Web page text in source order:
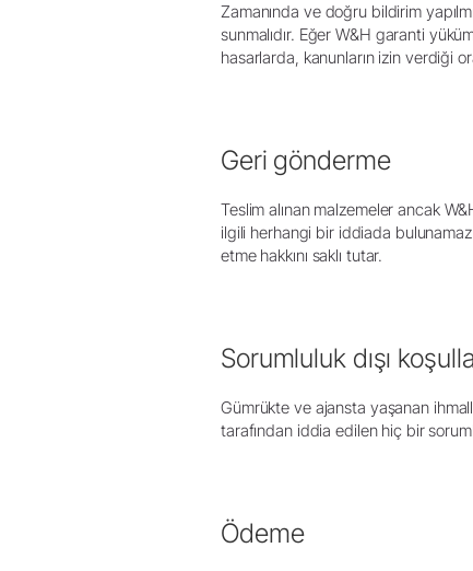
Zamanında ve doğru bildirim
sunmalıdır. Eğer W&H garanti
hasarlarda, kanunların izin verdiği
Geri gönderme
Teslim alınan malzemeler ancak
ilgili herhangi bir iddiada
etme hakkını saklı tutar.
Sorumluluk dışı
Gümrükte ve ajansta yaşanan
tarafından iddia edilen hiç bir
Ödeme